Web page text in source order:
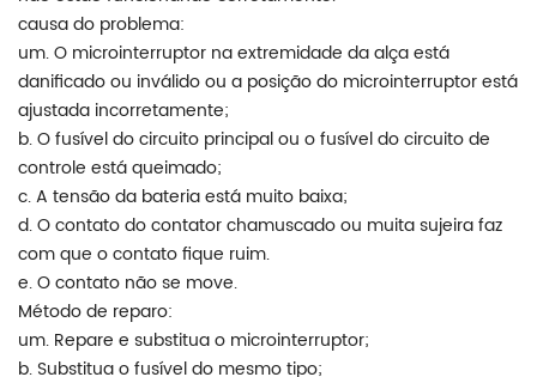
causa do problema:
um. O microinterruptor na extremidade da alça está
danificado ou inválido ou a posição do microinterruptor está
ajustada incorretamente;
b. O fusível do circuito principal ou o fusível do circuito de
controle está queimado;
c. A tensão da bateria está muito baixa;
d. O contato do contator chamuscado ou muita sujeira faz
com que o contato fique ruim.
e. O contato não se move.
Método de reparo:
um. Repare e substitua o microinterruptor;
b. Substitua o fusível do mesmo tipo;